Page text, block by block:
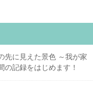
先に見えた景色 ～我が家
の記録をはじめます！